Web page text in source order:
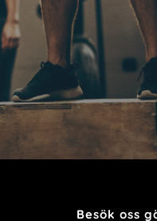
Besök oss